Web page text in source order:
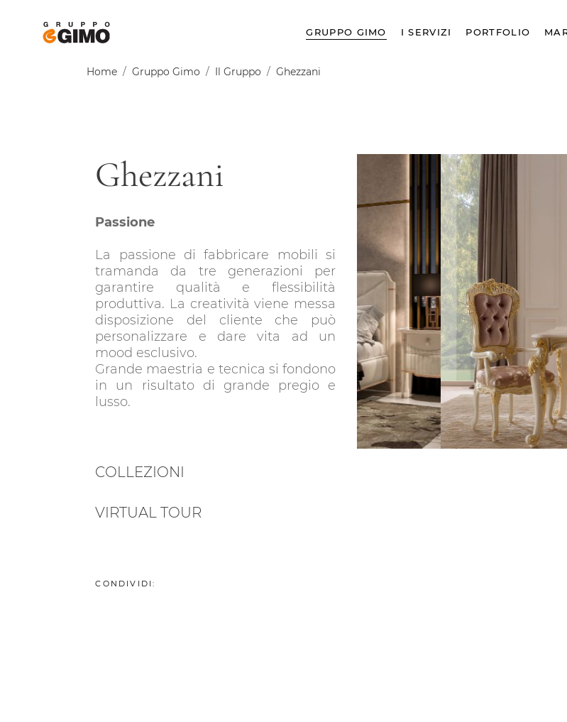
GRUPPO GIMO I SERVIZI PORTFOLIO
Home / Gruppo Gimo / Il Gruppo / Ghezzani
Ghezzani
Passione
La passione di fabbricare mobili si
tramanda da tre generazioni per
garantire qualità e flessibilità
produttiva. La creatività viene messa
disposizione del cliente che può
personalizzare e dare vita ad un
mood esclusivo.
Grande maestria e tecnica si fondono
in un risultato di grande pregio e
lusso.
COLLEZIONI
VIRTUAL TOUR
CONDIVIDI: